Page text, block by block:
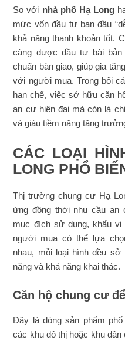
So với nhà phố Hạ Long
mức vốn đầu tư ban đầu
khả năng thanh khoản tốt.
càng được đầu tư bài
chuẩn bàn giao, giúp gia
với người mua. Trong bối
hạn chế, việc sở hữu căn
an cư hiện đại mà còn là
và giàu tiềm năng tăng
CÁC LOẠI
LONG PHỔ
Thị trường chung cư Hạ
ứng đồng thời nhu cầu
mục đích sử dụng, khẩu
người mua có thể lựa
nhau, mỗi loại hình đều
năng và khả năng khai thác.
Căn hộ chung cư
Đây là dòng sản phẩm
các khu đô thị hoặc khu